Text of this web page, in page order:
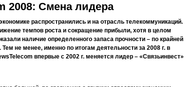
2008: Смена лидера
распространились и на отрасль телекоммуникаций.
темпов роста и сокращение прибыли, хотя в целом
наличие определенного запаса прочности – по крайней
не менее, именно по итогам деятельности за 2008 г. в
впервые с 2002 г. меняется лидер – «Связьинвест»